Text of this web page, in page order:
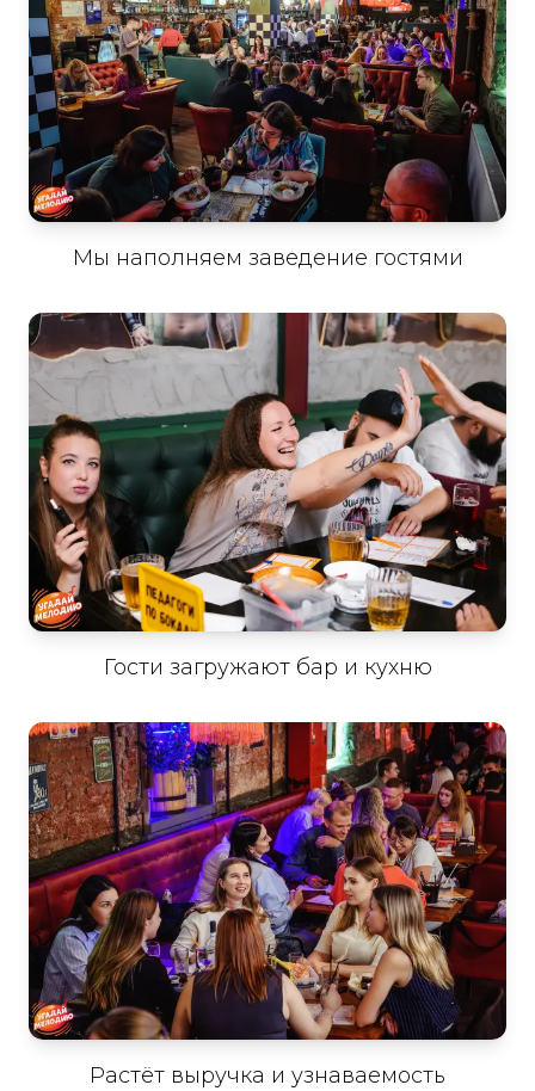
Мы наполняем заведение гостями
Гости загружают бар и кухню
Растёт выручка и узнаваемость